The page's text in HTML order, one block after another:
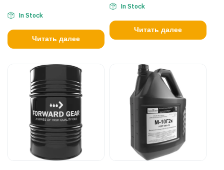
In Stock
Читать далее
In Stock
Читать далее